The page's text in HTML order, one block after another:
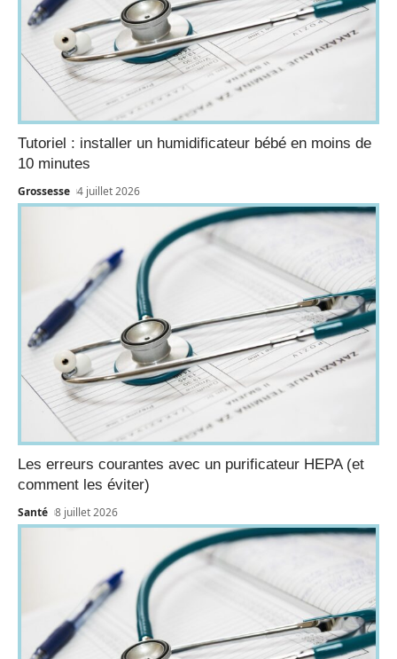
Tutoriel : installer un humidificateur bébé en moins de
10 minutes
Grossesse 4 juillet 2026
Les erreurs courantes avec un purificateur HEPA (et
comment les éviter)
Santé 8 juillet 2026